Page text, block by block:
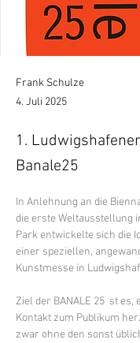
Frank Schulze
4. Juli 2025
1.
Banale25
In Anlehnung an die
die erste Weltausstellung
Park entwickelte sich die
einer speziellen,
Kunstmesse in
Ziel der BANALE 25  st es,
Kontakt zum Publikum
zwar ohne den sonst